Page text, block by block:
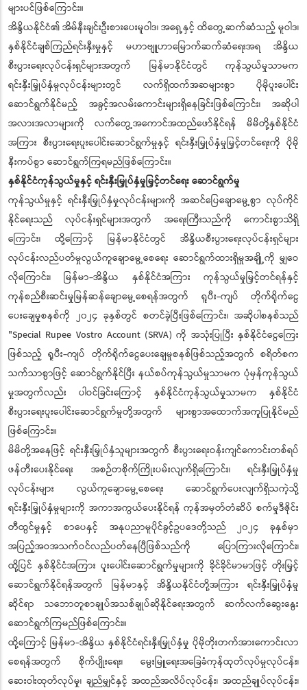
များပင်ဖြစ်ကြောင်း။
အိန္ဒိယနိုင်ငံ၏ အိမ်နီးချင်းဦးစားပေးမူဝါဒ၊ အရှေ့နှင့် ထိတွေ့ဆက်ဆံသည့် မူဝါဒ၊
နှစ်နိုင်ငံချစ်ကြည်ရင်းနှီးမှုနှင့် မဟာဗျူဟာမြောက်ဆက်ဆံရေးအရ အိန္ဒိယ
စီးပွားရေးလုပ်ငန်းရှင်များအတွက် မြန်မာနိုင်ငံတွင် ကုန်သွယ်မှုသာမက
ရင်းနှီးမြှုပ်နှံမှုလုပ်ငန်းများတွင် လက်ရှိထက်အဆများစွာ ပိုမိုပူးပေါင်း
ဆောင်ရွက်နိုင်မည့် အခွင့်အလမ်းကောင်းများရှိနေခြင်းဖြစ်ကြောင်း၊ အဆိုပါ
အလားအလာများကို လက်တွေ့အကောင်အထည်ဖော်နိုင်ရန် မိမိတို့နှစ်နိုင်ငံ
အကြား စီးပွားရေးပူးပေါင်းဆောင်ရွက်မှုနှင့် ရင်းနှီးမြှုပ်နှံမှုမြှင့်တင်ရေးကို ပိုမို
နီးကပ်စွာ ဆောင်ရွက်ကြရမည်ဖြစ်ကြောင်း။
နှစ်နိုင်ငံကုန်သွယ်မှုနှင့် ရင်းနှီးမြှုပ်နှံမှုမြှင့်တင်ရေး ဆောင်ရွက်မှု
ကုန်သွယ်မှုနှင့် ရင်းနှီးမြှုပ်နှံမှုလုပ်ငန်းများကို အဆင်ပြေချောမွေ့စွာ လုပ်ကိုင်
နိုင်ရေးသည် လုပ်ငန်းရှင်များအတွက် အရေးကြီးသည်ကို ကောင်းစွာသိရှိ
ကြောင်း၊ ထို့ကြောင့် မြန်မာနိုင်ငံတွင် အိန္ဒိယစီးပွားရေးလုပ်ငန်းရှင်များ
လုပ်ငန်းလည်ပတ်မှုလွယ်ကူချောမွေ့စေရေး ဆောင်ရွက်ထားရှိမှုအချို့ကို မျှဝေ
လိုကြောင်း၊ မြန်မာ-အိန္ဒိယ နှစ်နိုင်ငံအကြား ကုန်သွယ်မှုမြှင့်တင်ရန်နှင့်
ကုန်စည်စီးဆင်းမှုမြန်ဆန်ချောမွေ့စေရန်အတွက် ရူပီး-ကျပ် တိုက်ရိုက်ငွေ
ပေးချေမှုစနစ်ကို ၂၀၂၄ ခုနှစ်တွင် စတင်ခဲ့ပြီးဖြစ်ကြောင်း၊ အဆိုပါစနစ်သည်
"Special Rupee Vostro Account (SRVA) ကို အသုံးပြုပြီး နှစ်နိုင်ငံငွေကြေး
ဖြစ်သည့် ရူပီး-ကျပ် တိုက်ရိုက်ငွေပေးချေမှုစနစ်ဖြစ်သည့်အတွက် စရိတ်စက
သက်သာစွာဖြင့် ဆောင်ရွက်နိုင်ပြီး နယ်စပ်ကုန်သွယ်မှုသာမက ပုံမှန်ကုန်သွယ်
မှုအတွက်လည်း ပါဝင်ခြင်းကြောင့် နှစ်နိုင်ငံကုန်သွယ်မှုသာမက နှစ်နိုင်ငံ
စီးပွားရေးပူးပေါင်းဆောင်ရွက်မှုတို့အတွက် များစွာအထောက်အကူပြုနိုင်မည်
ဖြစ်ကြောင်း။
မိမိတို့အနေဖြင့် ရင်းနှီးမြှုပ်နှံသူများအတွက် စီးပွားရေးဝန်းကျင်ကောင်းတစ်ရပ်
ဖန်တီးပေးနိုင်ရေး အစဉ်တစိုက်ကြိုးပမ်းလျက်ရှိကြောင်း၊ ရင်းနှီးမြှုပ်နှံမှု
လုပ်ငန်းများ လွယ်ကူချောမွေ့စေရေး ဆောင်ရွက်ပေးလျက်ရှိသကဲ့သို့
ရင်းနှီးမြှုပ်နှံမှုများကို အကာအကွယ်ပေးနိုင်ရန် ကုန်အမှတ်တံဆိပ် စက်မှုဒီဇိုင်း
တီထွင်မှုနှင့် စာပေနှင့် အနုပညာမူပိုင်ခွင့်ဥပဒေတို့သည် ၂၀၂၄ ခုနှစ်မှာ
အပြည့်အဝအသက်ဝင်လည်ပတ်နေပြီဖြစ်သည်ကို ပြောကြားလိုကြောင်း၊
ထို့ပြင် နှစ်နိုင်ငံအကြား ပူးပေါင်းဆောင်ရွက်မှုများကို ခိုင်ခိုင်မာမာဖြင့် တိုးမြှင့်
ဆောင်ရွက်နိုင်ရန်အတွက် မြန်မာနှင့် အိန္ဒိယနိုင်ငံတို့အကြား ရင်းနှီးမြှုပ်နှံမှု
ဆိုင်ရာ သဘောတူစာချုပ်အသစ်ချုပ်ဆိုနိုင်ရေးအတွက် ဆက်လက်ဆွေးနွေး
ဆောင်ရွက်ကြမည်ဖြစ်ကြောင်း။
ထို့ကြောင့် မြန်မာ-အိန္ဒိယ နှစ်နိုင်ငံရင်းနှီးမြှုပ်နှံမှု ပိုမိုတိုးတက်အားကောင်းလာ
စေရန်အတွက် စိုက်ပျိုးရေး၊ မွေးမြူရေးအခြေခံကုန်ထုတ်လုပ်မှုလုပ်ငန်း၊
ဆေးဝါးထုတ်လုပ်မှု၊ ချည်မျှင်နှင့် အထည်အလိပ်လုပ်ငန်း၊ အထည်ချုပ်လုပ်ငန်း၊